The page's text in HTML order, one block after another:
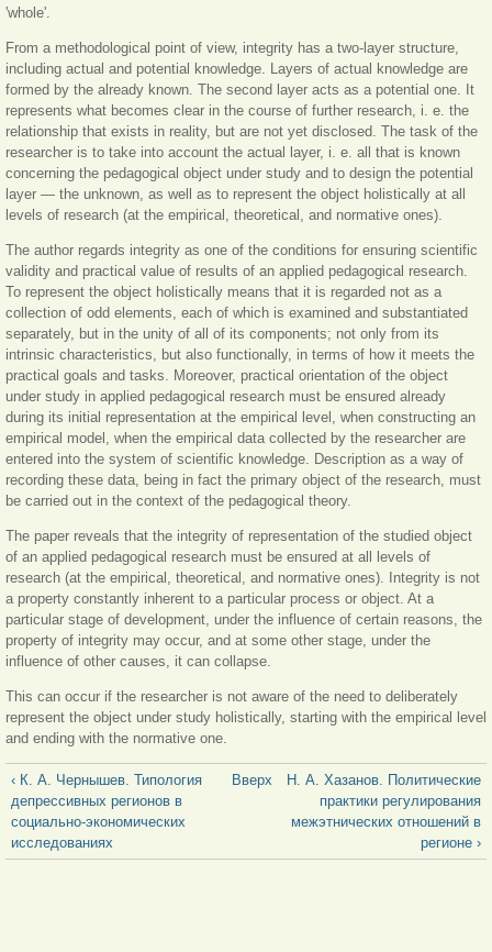
'whole'.
From a methodological point of view, integrity has a two-layer structure,
including actual and potential knowledge. Layers of actual knowledge are
formed by the already known. The second layer acts as a potential one. It
represents what becomes clear in the course of further research, i. e. the
relationship that exists in reality, but are not yet disclosed. The task of the
researcher is to take into account the actual layer, i. e. all that is known
concerning the pedagogical object under study and to design the potential
layer — the unknown, as well as to represent the object holistically at all
levels of research (at the empirical, theoretical, and normative ones).
The author regards integrity as one of the conditions for ensuring scientific
validity and practical value of results of an applied pedagogical research.
To represent the object holistically means that it is regarded not as a
collection of odd elements, each of which is examined and substantiated
separately, but in the unity of all of its components; not only from its
intrinsic characteristics, but also functionally, in terms of how it meets the
practical goals and tasks. Moreover, practical orientation of the object
under study in applied pedagogical research must be ensured already
during its initial representation at the empirical level, when constructing an
empirical model, when the empirical data collected by the researcher are
entered into the system of scientific knowledge. Description as a way of
recording these data, being in fact the primary object of the research, must
be carried out in the context of the pedagogical theory.
The paper reveals that the integrity of representation of the studied object
of an applied pedagogical research must be ensured at all levels of
research (at the empirical, theoretical, and normative ones). Integrity is not
a property constantly inherent to a particular process or object. At a
particular stage of development, under the influence of certain reasons, the
property of integrity may occur, and at some other stage, under the
influence of other causes, it can collapse.
This can occur if the researcher is not aware of the need to deliberately
represent the object under study holistically, starting with the empirical level
and ending with the normative one.
‹ К. А. Чернышев. Типология
депрессивных регионов в
социально-экономических
исследованиях
Вверх
Н. А. Хазанов. Политические
практики регулирования
межэтнических отношений в
регионе ›